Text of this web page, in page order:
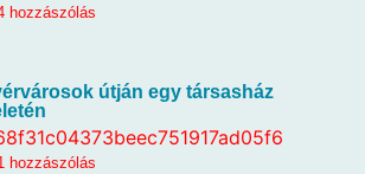
hozzászólás
útján egy társasház
hozzászólás